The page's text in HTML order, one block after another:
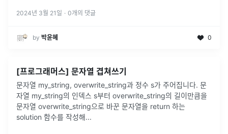
2024년 3월 21일 · 0개의 댓글
by 박윤혜 0
[프로그래머스] 문자열 겹쳐쓰기
문자열 my_string, overwrite_string과 정수 s가 주어집니다. 문
자열 my_string의 인덱스 s부터 overwrite_string의 길이만큼을
문자열 overwrite_string으로 바꾼 문자열을 return 하는
solution 함수를 작성해...